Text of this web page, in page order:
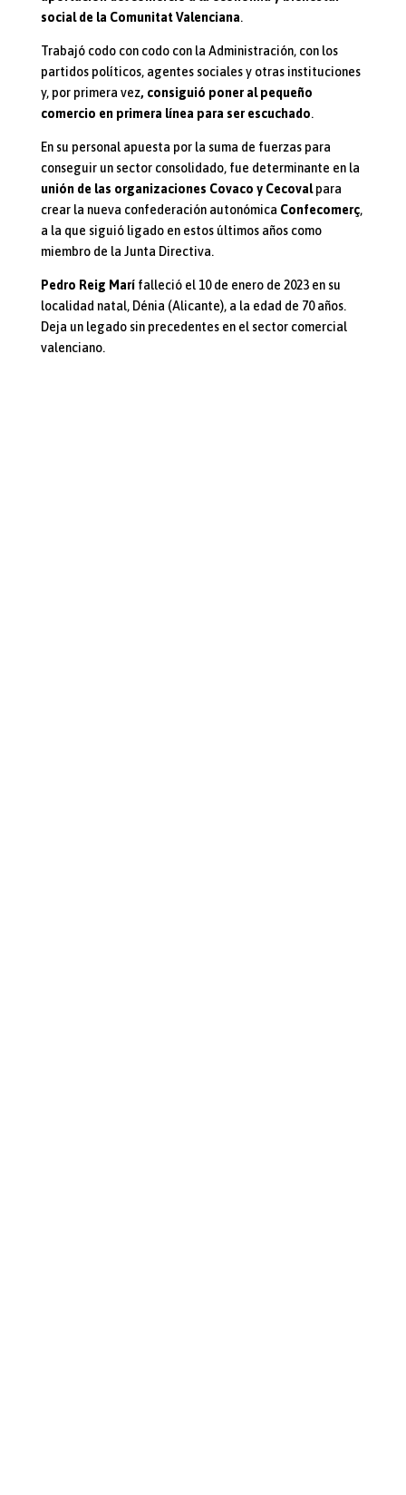
social de la Comunitat Valenciana.
Trabajó codo con codo con la Administración, con los
partidos políticos, agentes sociales y otras instituciones
y, por primera vez, consiguió poner al pequeño
comercio en primera línea para ser escuchado.
En su personal apuesta por la suma de fuerzas para
conseguir un sector consolidado, fue determinante en la
unión de las organizaciones Covaco y Cecovalpara
crear la nueva confederación autonómica Confecomerç,
a la que siguió ligado en estos últimos años como
miembro de la Junta Directiva.
Pedro Reig Marífalleció el 10 de enero de 2023 en su
localidad natal, Dénia (Alicante), a la edad de 70 años.
Deja un legado sin precedentes en el sector comercial
valenciano.